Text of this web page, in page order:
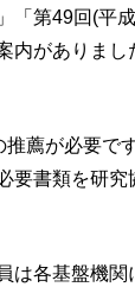
「第49回(平
内がありまし
推薦が必要で
要書類を研究
は各基盤機関